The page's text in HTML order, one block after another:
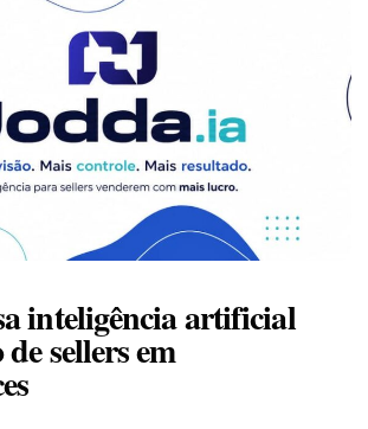
inteligência artificial
sellers em